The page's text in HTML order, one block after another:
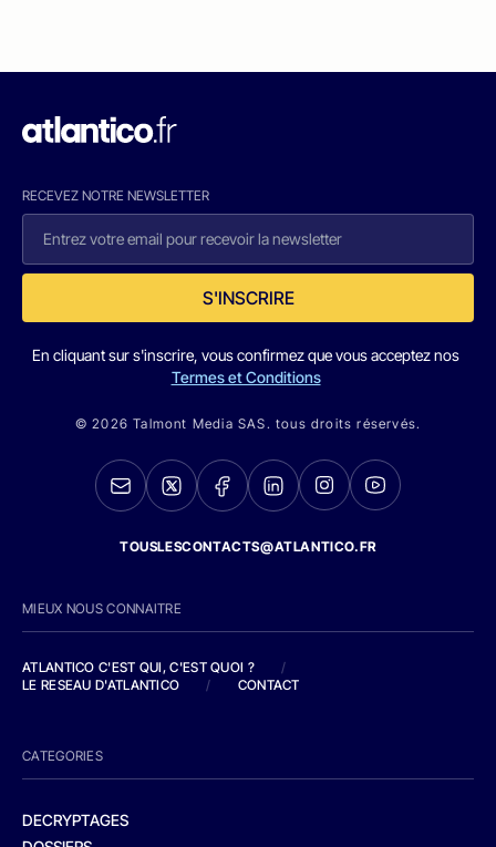
RECEVEZ NOTRE NEWSLETTER
S'INSCRIRE
En cliquant sur s'inscrire, vous confirmez que vous acceptez nos
Termes et Conditions
© 2026 Talmont Media SAS. tous droits réservés.
TOUSLESCONTACTS@ATLANTICO.FR
MIEUX NOUS CONNAITRE
ATLANTICO C'EST QUI, C'EST QUOI ?
/
LE RESEAU D'ATLANTICO
/ CONTACT
CATEGORIES
DECRYPTAGES